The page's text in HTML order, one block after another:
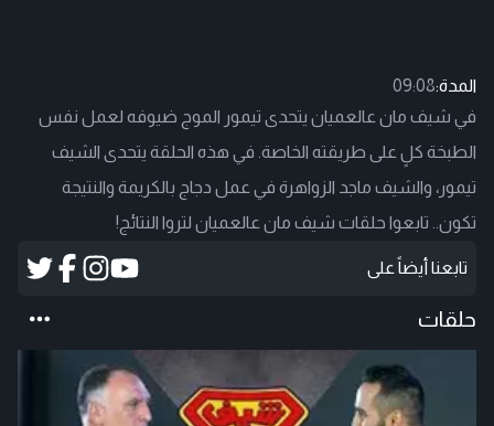
المدة:09:08
في شيف مان عالعميان يتحدى تيمور الموج ضيوفه لعمل نفس
الطبخة كلٍ على طريقته الخاصة. في هذه الحلقة يتحدى الشيف
تيمور، والشيف ماجد الزواهرة في عمل دجاج بالكريمة والنتيجة
تكون.. تابعوا حلقات شيف مان عالعميان لتروا النتائج!
تابعنا أيضاً على
حلقات